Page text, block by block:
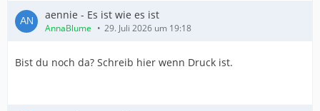
aennie - Es ist wie es ist
AnnaBlume 29. Juli 2026 um 19:18
Bist du noch da? Schreib hier wenn Druck ist.